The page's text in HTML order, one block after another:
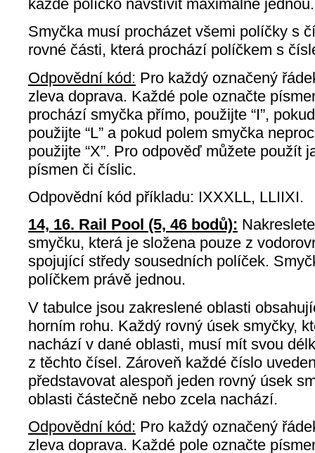
každé políčko navštívit maximálně jednou.
Smyčka musí procházet všemi políčky s
rovné části, která prochází políčkem s
Odpovědní kód: Pro každý označený
zleva doprava. Každé pole označte
prochází smyčka přímo, použijte “I”,
použijte “L” a pokud polem smyčka
použijte “X”. Pro odpověď můžete použít
písmen či číslic.
Odpovědní kód příkladu: IXXXLL, LLIIXI.
14, 16. Rail Pool (5, 46 bodů):
smyčku, která je složena pouze z
spojující středy sousedních políček.
políčkem právě jednou.
V tabulce jsou zakreslené oblasti
horním rohu. Každý rovný úsek smyčky,
nachází v dané oblasti, musí mít svou
z těchto čísel. Zároveň každé číslo
představovat alespoň jeden rovný úsek
oblasti částečně nebo zcela nachází.
Odpovědní kód: Pro každý označený
zleva doprava. Každé pole označte